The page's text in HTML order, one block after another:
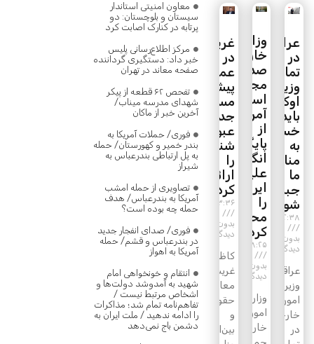
عراقچی
در
تماس
وزیرخارجه
اوکراین:
باید
خسارات
به‌
منافع
ما
جبران
شود
۲۲:۳۸
بدون
دیدگاه
عراقچی
وزیر
امور
خارجه
در
وزارت
خارجه
صدور
مجوز
استفاده
آمریکا
از
پایگاه‌های
انگلیس
علیه
ایران
را
محکوم
کرد
۱۸:۲۵
بدون
دیدگاه
وزارت
امور
خارجه
غریب‌آبادی:
در
عمان
پیشنهاد
مسیر
جدید
عبور
شناورها
را
ارائه
کردیم
۲۳:۳۶
بدون
دیدگاه
کاظم
غریب‌آبادی
معاون
حقوقی
و
بین‌الملل
معاون امنیتی استاندار
سیستان و بلوچستان: دو
پرتابه در کنارک اصابت کرد
مرکز اطلاع‌رسانی پلیس
خبر داد: دستگیری گرداننده
صفحه معاند در تهران
تفحص ۶۲ قطعه از پیکر
شهدای مدرسه میناب/
آخرین خبر از ماکان
فوری/ حملات آمریکا به
بندر خمیر و کهورستان/ حمله
به پل ارتباطی بندرعباس به
شیراز
تصاویری از حمله امشب
آمریکا به بندرعباس/ هدف
حمله چه بوده است؟
فوری/ صدای انفجار جدید
در بندرعباس و قشم/ حمله
آمریکا به اهواز
انتقام و خونخواهی امام
شهید به آمدوشد دولت‌ها و
اشخاص مرتبط نیست /
تفاهم‌نامه تمام شد؛ مذاکرات
را ادامه ندهید / ملت ایران به
دشمن باج نمی‌دهد